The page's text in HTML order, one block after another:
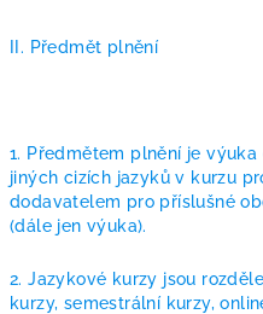
II. Předmět plnění
1. Předmětem plnění je
jiných cizích jazyků v kurzu
dodavatelem pro příslušné
(dále jen výuka).
2. Jazykové kurzy jsou
kurzy, semestrální kurzy,